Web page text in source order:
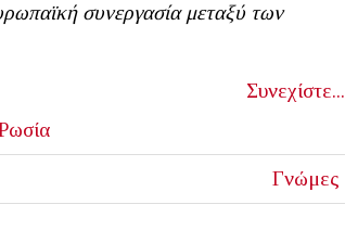
συνεργασία μεταξύ των
Συνεχίστε...
Γνώμες